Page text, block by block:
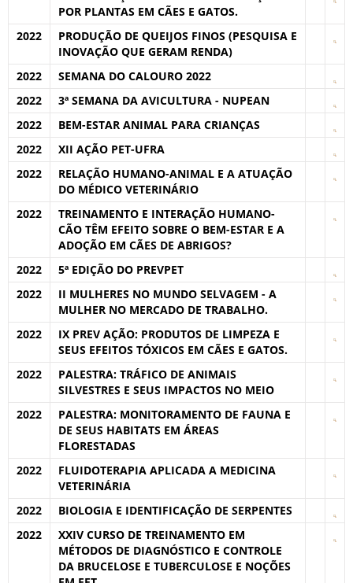
POR PLANTAS EM CÃES E GATOS.
2022
PRODUÇÃO DE QUEIJOS FINOS (PESQUISA E
INOVAÇÃO QUE GERAM RENDA)
2022
SEMANA DO CALOURO 2022
2022
3ª SEMANA DA AVICULTURA - NUPEAN
2022
BEM-ESTAR ANIMAL PARA CRIANÇAS
2022
XII AÇÃO PET-UFRA
2022
RELAÇÃO HUMANO-ANIMAL E A ATUAÇÃO
DO MÉDICO VETERINÁRIO
2022
TREINAMENTO E INTERAÇÃO HUMANO-
CÃO TÊM EFEITO SOBRE O BEM-ESTAR E A
ADOÇÃO EM CÃES DE ABRIGOS?
2022
5ª EDIÇÃO DO PREVPET
2022
II MULHERES NO MUNDO SELVAGEM - A
MULHER NO MERCADO DE TRABALHO.
2022
IX PREV AÇÃO: PRODUTOS DE LIMPEZA E
SEUS EFEITOS TÓXICOS EM CÃES E GATOS.
2022
PALESTRA: TRÁFICO DE ANIMAIS
SILVESTRES E SEUS IMPACTOS NO MEIO
2022
PALESTRA: MONITORAMENTO DE FAUNA E
DE SEUS HABITATS EM ÁREAS
FLORESTADAS
2022
FLUIDOTERAPIA APLICADA A MEDICINA
VETERINÁRIA
2022
BIOLOGIA E IDENTIFICAÇÃO DE SERPENTES
2022
XXIV CURSO DE TREINAMENTO EM
MÉTODOS DE DIAGNÓSTICO E CONTROLE
DA BRUCELOSE E TUBERCULOSE E NOÇÕES